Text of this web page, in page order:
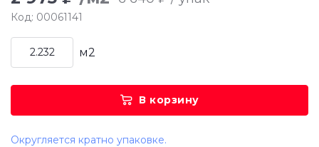
Код: 00061141
м2
В корзину
Округляется кратно упаковке.